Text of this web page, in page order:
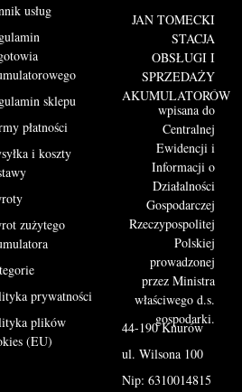
usług
sklepu
płatności
i koszty
zużytego
prywatności
plików
(EU)
JAN TOMECKI
STACJA
OBSŁUGI I
SPRZEDAŻY
AKUMULATORÓW
wpisana do
Centralnej
Ewidencji i
Informacji o
Działalności
Gospodarczej
Rzeczypospolitej
Polskiej
prowadzonej
przez Ministra
właściwego d.s.
gospodarki.
44-190 Knurów
ul. Wilsona 100
Nip: 6310014815